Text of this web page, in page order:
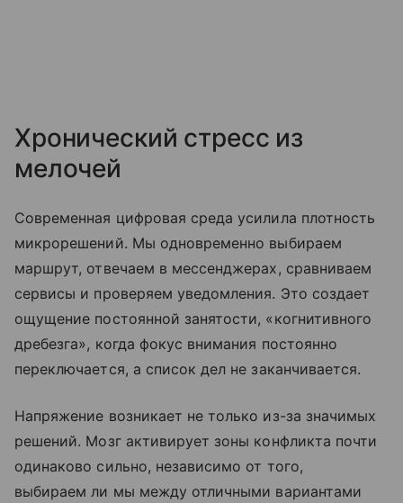
Хронический стресс из
мелочей
Современная цифровая среда усилила плотность
микрорешений. Мы одновременно выбираем
маршрут, отвечаем в мессенджерах, сравниваем
сервисы и проверяем уведомления. Это создает
ощущение постоянной занятости, «когнитивного
дребезга», когда фокус внимания постоянно
переключается, а список дел не заканчивается.
Напряжение возникает не только из-за значимых
решений. Мозг активирует зоны конфликта почти
одинаково сильно, независимо от того,
выбираем ли мы между отличными вариантами